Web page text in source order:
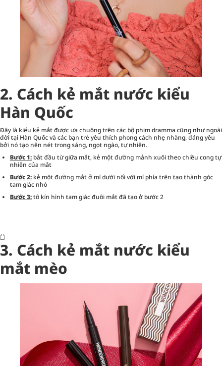
2. Cách kẻ mắt nước kiểu
Hàn Quốc
Đây là kiểu kẻ mắt được ưa chuộng trên các bộ phim dramma cũng như ngoài
đời tại Hàn Quốc và các bạn trẻ yêu thích phong cách nhẹ nhàng, đáng yêu
bởi nó tạo nên nét trong sáng, ngọt ngào, tự nhiên.
Bước 1: bắt đầu từ giữa mắt, kẻ một đường mảnh xuôi theo chiều cong tự
nhiên của mắt
Bước 2: kẻ một đường mắt ở mí dưới nối với mí phía trên tạo thành góc
tam giác nhỏ
Bước 3:tô kín hình tam giác đuôi mắt đã tạo ở bước 2
3. Cách kẻ mắt nước kiểu
mắt mèo